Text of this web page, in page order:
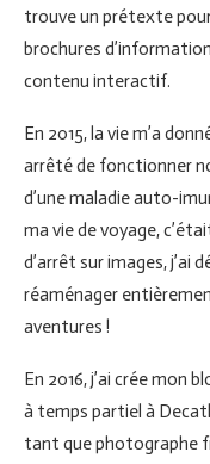
trouve un prétexte
brochures
contenu interactif.
En 2015, la vie m’a
arrêté de fonctionner
d’une maladie auto-
ma vie de voyage,
d’arrêt sur images, j’ai
réaménager
aventures !
En 2016, j’ai crée mon
à temps partiel à
tant que photographe